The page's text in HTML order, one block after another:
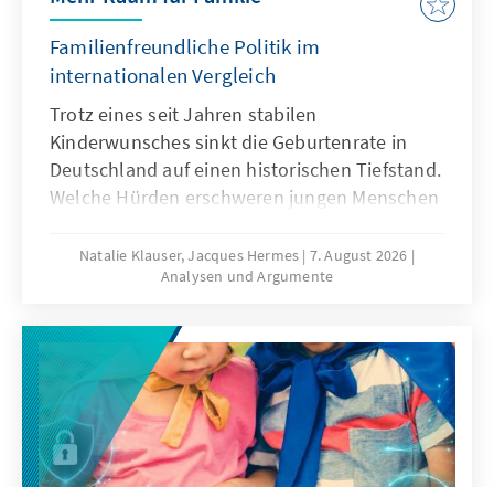
Familienfreundliche Politik im
internationalen Vergleich
Trotz eines seit Jahren stabilen
Kinderwunsches sinkt die Geburtenrate in
Deutschland auf einen historischen Tiefstand.
Welche Hürden erschweren jungen Menschen
Rahmenbedingungen können dazu beitragen,
dass mehr Kinderwünsche verwirklicht
ein Vergleich familienpolitischer Ansätze
verschiedener Länder liefern Hinweise für
eine bedarfsgerechte Weiterentwicklung der
Familienpolitik in Deutschland.
Natalie Klauser, Jacques Hermes 7. August 2026
Analysen und Argumente